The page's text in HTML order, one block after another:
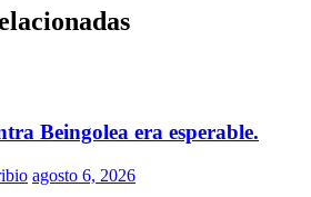
Beingolea era esperable.
agosto 6, 2026